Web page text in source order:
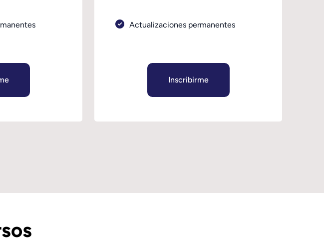
Actualizaciones permanentes
Inscribirme